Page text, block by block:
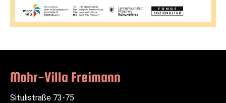
Mohr-Villa Freimann
Situlistraße 73-75